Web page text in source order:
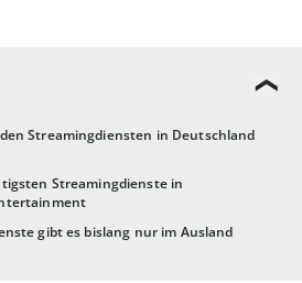
Streamingdiensten in Deutschland
Streamingdienste in
gibt es bislang nur im Ausland